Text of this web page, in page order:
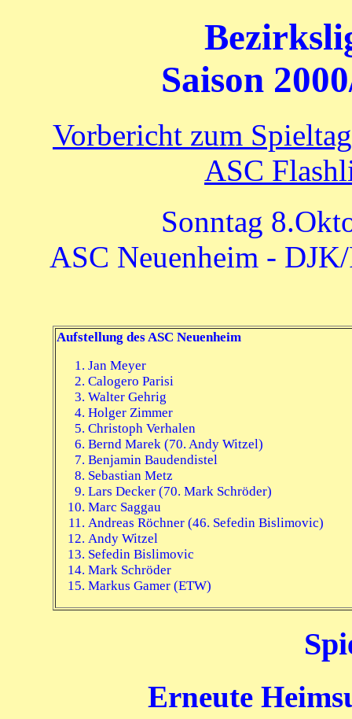
Saison
Vorbericht zum
ASC
Sonntag
ASC Neuenheim -
Aufstellung des ASC Neuenheim
Jan Meyer
Calogero Parisi
Walter Gehrig
Holger Zimmer
Christoph Verhalen
Bernd Marek (70. Andy Witzel)
Benjamin Baudendistel
Sebastian Metz
Lars Decker (70. Mark Schröder)
Marc Saggau
Andreas Röchner (46. Sefedin Bislimovic)
Andy Witzel
Sefedin Bislimovic
Mark Schröder
Markus Gamer (ETW)
Erneute